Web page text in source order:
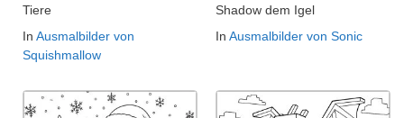
Tiere
In Ausmalbilder von
Squishmallow
Shadow dem Igel
In Ausmalbilder von Sonic